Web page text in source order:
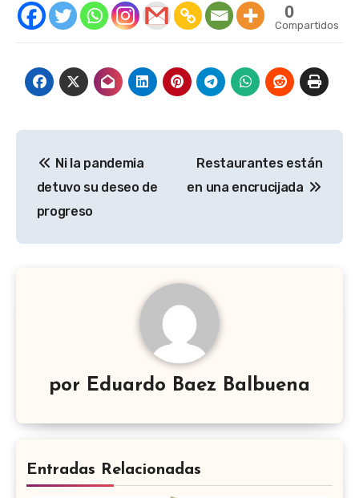
0
Compartidos
de
entradas
Ni la pandemia
detuvo su deseo de
progreso
Restaurantes están
en una encrucijada
por Eduardo Baez Balbuena
Entradas Relacionadas